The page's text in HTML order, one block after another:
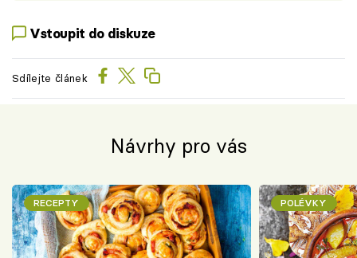
Vstoupit do diskuze
Sdílejte článek
Návrhy pro vás
RECEPTY POLÉVKY